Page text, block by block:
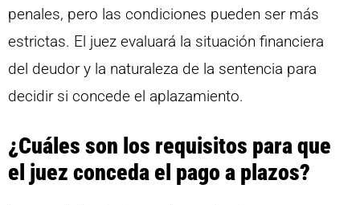
penales, pero las condiciones pueden ser más
estrictas. El juez evaluará la situación financiera
del deudor y la naturaleza de la sentencia para
decidir si concede el aplazamiento.
¿Cuáles son los requisitos para que
el juez conceda el pago a plazos?